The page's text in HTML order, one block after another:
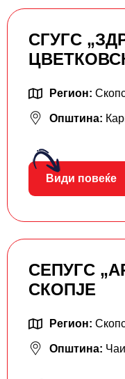
СГУГС
Регион:
Општина:
Види повеќе
СЕПУГС
СКОПЈЕ
Регион:
Општина: